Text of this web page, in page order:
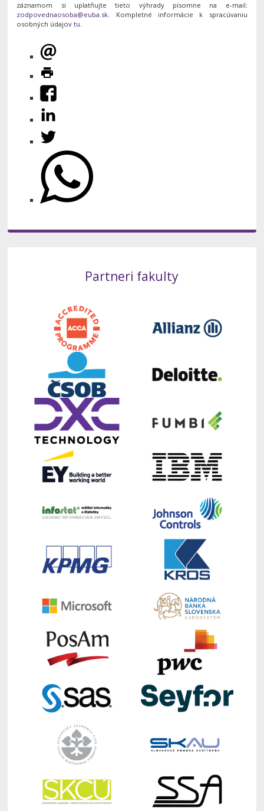
záznamom si uplatňujte tieto výhrady písomne na e-mail:
. Kompletné informácie k spracúvaniu
osobných údajovtu.
Partneri fakulty